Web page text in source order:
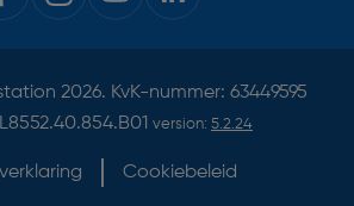
2026. KvK-nummer: 63449595
version: 5.2.24
Cookiebeleid